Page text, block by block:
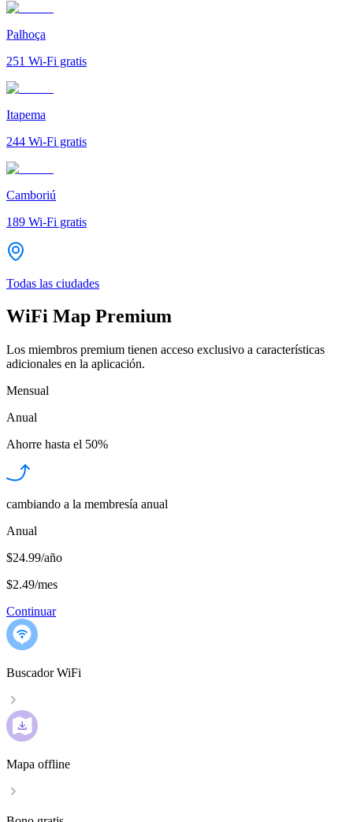
Palhoça
251 Wi-Fi gratis
Itapema
244 Wi-Fi gratis
Camboriú
189 Wi-Fi gratis
Todas las ciudades
WiFi Map Premium
Los miembros premium tienen acceso exclusivo a características
adicionales en la aplicación.
Mensual
Anual
Ahorre hasta el 50%
cambiando a la membresía anual
Anual
$24.99/año
$2.49/mes
Continuar
Buscador WiFi
Mapa offline